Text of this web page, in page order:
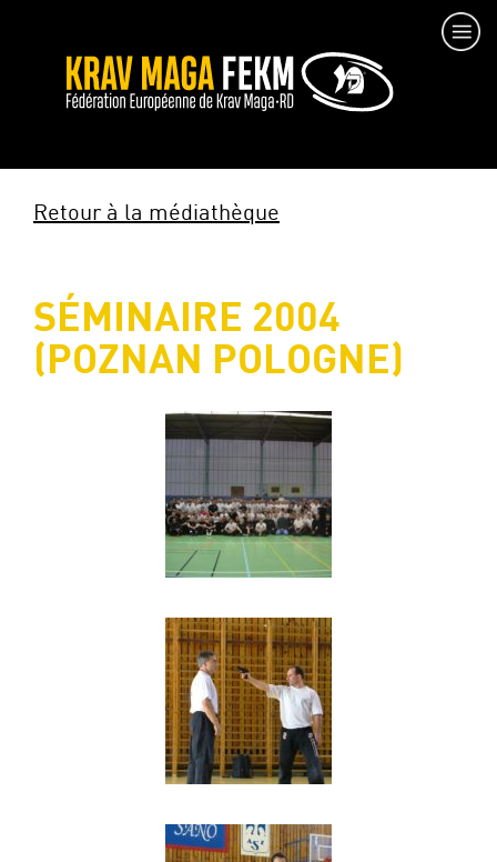
Retour à la médiathèque
SÉMINAIRE 2004
(POZNAN POLOGNE)